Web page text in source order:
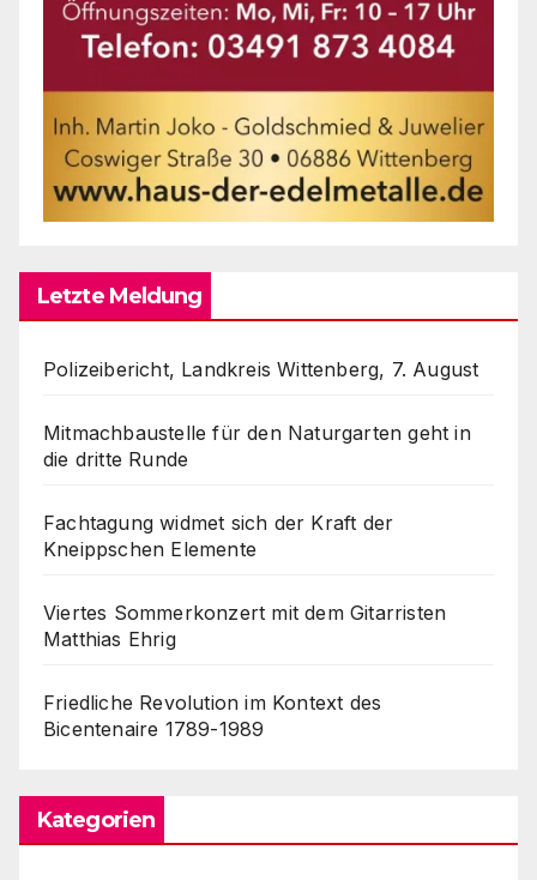
Letzte Meldung
Polizeibericht, Landkreis Wittenberg, 7. August
Mitmachbaustelle für den Naturgarten geht in
die dritte Runde
Fachtagung widmet sich der Kraft der
Kneippschen Elemente
Viertes Sommerkonzert mit dem Gitarristen
Matthias Ehrig
Friedliche Revolution im Kontext des
Bicentenaire 1789-1989
Kategorien